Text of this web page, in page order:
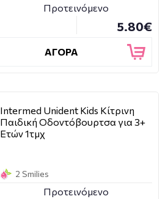
Προτεινόμενο
5.80€
ΑΓΟΡΑ
Intermed Unident Kids Κίτρινη
Παιδική Οδοντόβουρτσα για 3+
Ετών 1τμχ
2 Smilies
Προτεινόμενο